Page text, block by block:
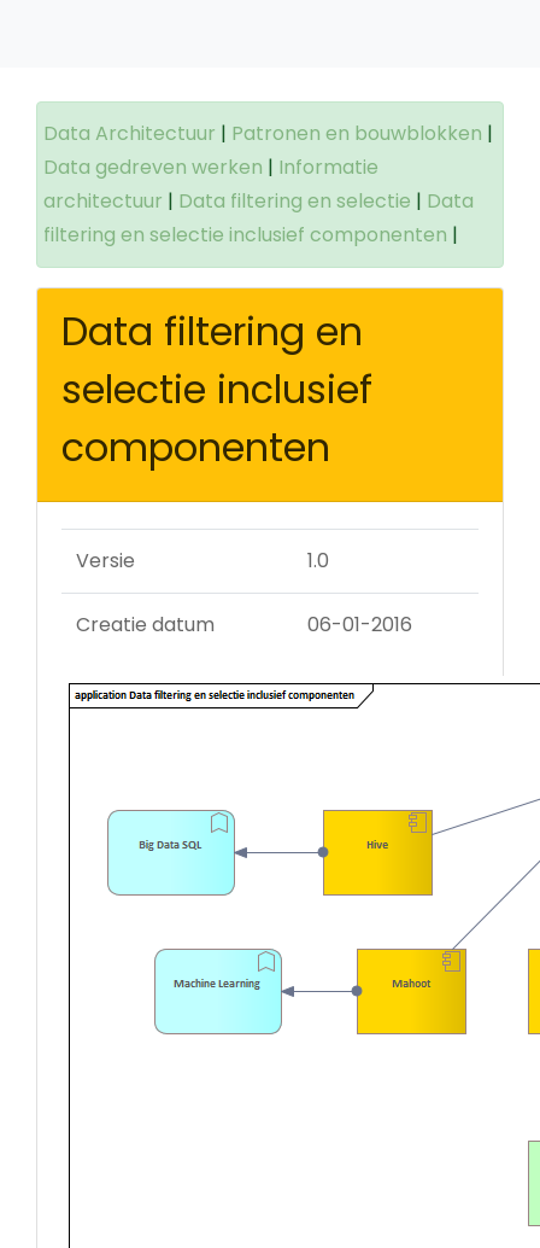
Data Architectuur | Patronen en bouwblokken |
Data gedreven werken | Informatie
architectuur | Data filtering en selectie | Data
filtering en selectie inclusief componenten |
Data filtering en
selectie inclusief
componenten
Versie 1.0
Creatie datum 06-01-2016